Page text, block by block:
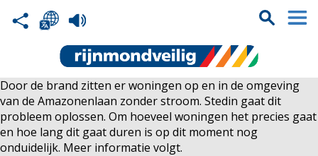
Door de brand zitten er woningen op en in de omgeving
van de Amazonenlaan zonder stroom. Stedin gaat dit
probleem oplossen. Om hoeveel woningen het precies gaat
en hoe lang dit gaat duren is op dit moment nog
onduidelijk. Meer informatie volgt.